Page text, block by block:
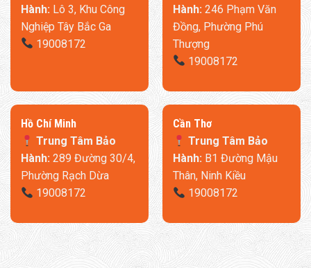
Hành: Lô 3, Khu Công
Nghiệp Tây Bắc Ga
19008172
Hành: 246 Phạm Văn
Đồng, Phường Phú
Thượng
19008172
​Hồ Chí Minh
Trung Tâm Bảo
Hành:289 Đường 30/4,
Phường Rạch Dừa
19008172
Cần Thơ
Trung Tâm Bảo
Hành:B1 Đường Mậu
Thân, Ninh Kiều
19008172